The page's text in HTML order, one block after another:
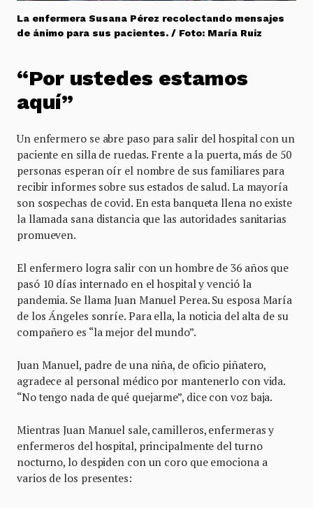
La enfermera Susana Pérez recolectando mensajes
de ánimo para sus pacientes. / Foto: María Ruiz
“Por ustedes estamos
aquí”
Un enfermero se abre paso para salir del hospital con un
paciente en silla de ruedas. Frente a la puerta, más de 50
personas esperan oír el nombre de sus familiares para
recibir informes sobre sus estados de salud. La mayoría
son sospechas de covid. En esta banqueta llena no existe
la llamada sana distancia que las autoridades sanitarias
promueven.
El enfermero logra salir con un hombre de 36 años que
pasó 10 días internado en el hospital y venció la
pandemia. Se llama Juan Manuel Perea. Su esposa María
de los Ángeles sonríe. Para ella, la noticia del alta de su
compañero es “la mejor del mundo”.
Juan Manuel, padre de una niña, de oficio piñatero,
agradece al personal médico por mantenerlo con vida.
“No tengo nada de qué quejarme”, dice con voz baja.
Mientras Juan Manuel sale, camilleros, enfermeras y
enfermeros del hospital, principalmente del turno
nocturno, lo despiden con un coro que emociona a
varios de los presentes: